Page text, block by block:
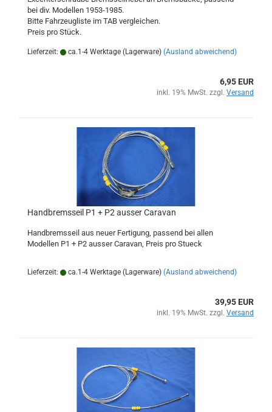
bei div. Modellen 1953-1985.
Bitte Fahrzeugliste im TAB vergleichen.
Preis pro Stück.
Lieferzeit: ca.1-4 Werktage (Lagerware) (Ausland abweichend)
6,95 EUR
inkl. 19% MwSt. zzgl. Versand
Handbremsseil P1 + P2 ausser Caravan
Handbremsseil aus neuer Fertigung, passend bei allen
Modellen P1 + P2 ausser Caravan, Preis pro Stueck
Lieferzeit: ca.1-4 Werktage (Lagerware) (Ausland abweichend)
39,95 EUR
inkl. 19% MwSt. zzgl. Versand